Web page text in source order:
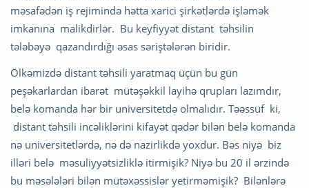
məsafədən iş rejimində hətta xarici şirkətlərdə işləmək
imkanına malikdirlər. Bu keyfiyyət distant təhsilin
tələbəyə qazandırdığı əsas səriştələrən biridir.
Ölkəmizdə distant təhsili yaratmaq üçün bu gün
peşəkarlardan ibarət mütəşəkkil layihə qrupları lazımdır,
belə komanda hər bir universitetdə olmalıdır. Təəssüf ki,
distant təhsili incəliklərini kifayət qədər bilən belə komanda
nə universitetlərdə, nə də nazirlikdə yoxdur. Bəs niyə biz
illəri belə məsuliyyətsizliklə itirmişik? Niyə bu 20 il ərzində
bu məsələləri bilən mütəxəssislər yetirməmişik? Bilənlərə